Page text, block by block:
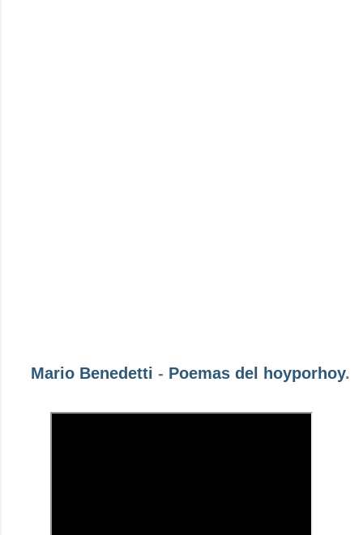
Mario Benedetti - Poemas del hoyporhoy.